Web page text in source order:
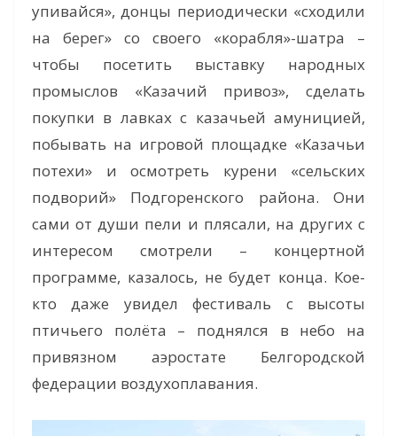
упивайся», донцы периодически «сходили
на берег» со своего «корабля»-шатра –
чтобы посетить выставку народных
промыслов «Казачий привоз», сделать
покупки в лавках с казачьей амуницией,
побывать на игровой площадке «Казачьи
потехи» и осмотреть курени «сельских
подворий» Подгоренского района. Они
сами от души пели и плясали, на других с
интересом смотрели – концертной
программе, казалось, не будет конца. Кое-
кто даже увидел фестиваль с высоты
птичьего полёта – поднялся в небо на
привязном аэростате Белгородской
федерации воздухоплавания.